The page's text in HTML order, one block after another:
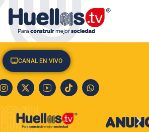
CANAL EN VIVO